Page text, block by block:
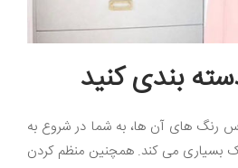
رنگ های آن ها، به شما در شروع به
بسیاری می کند. همچنین منظم کردن